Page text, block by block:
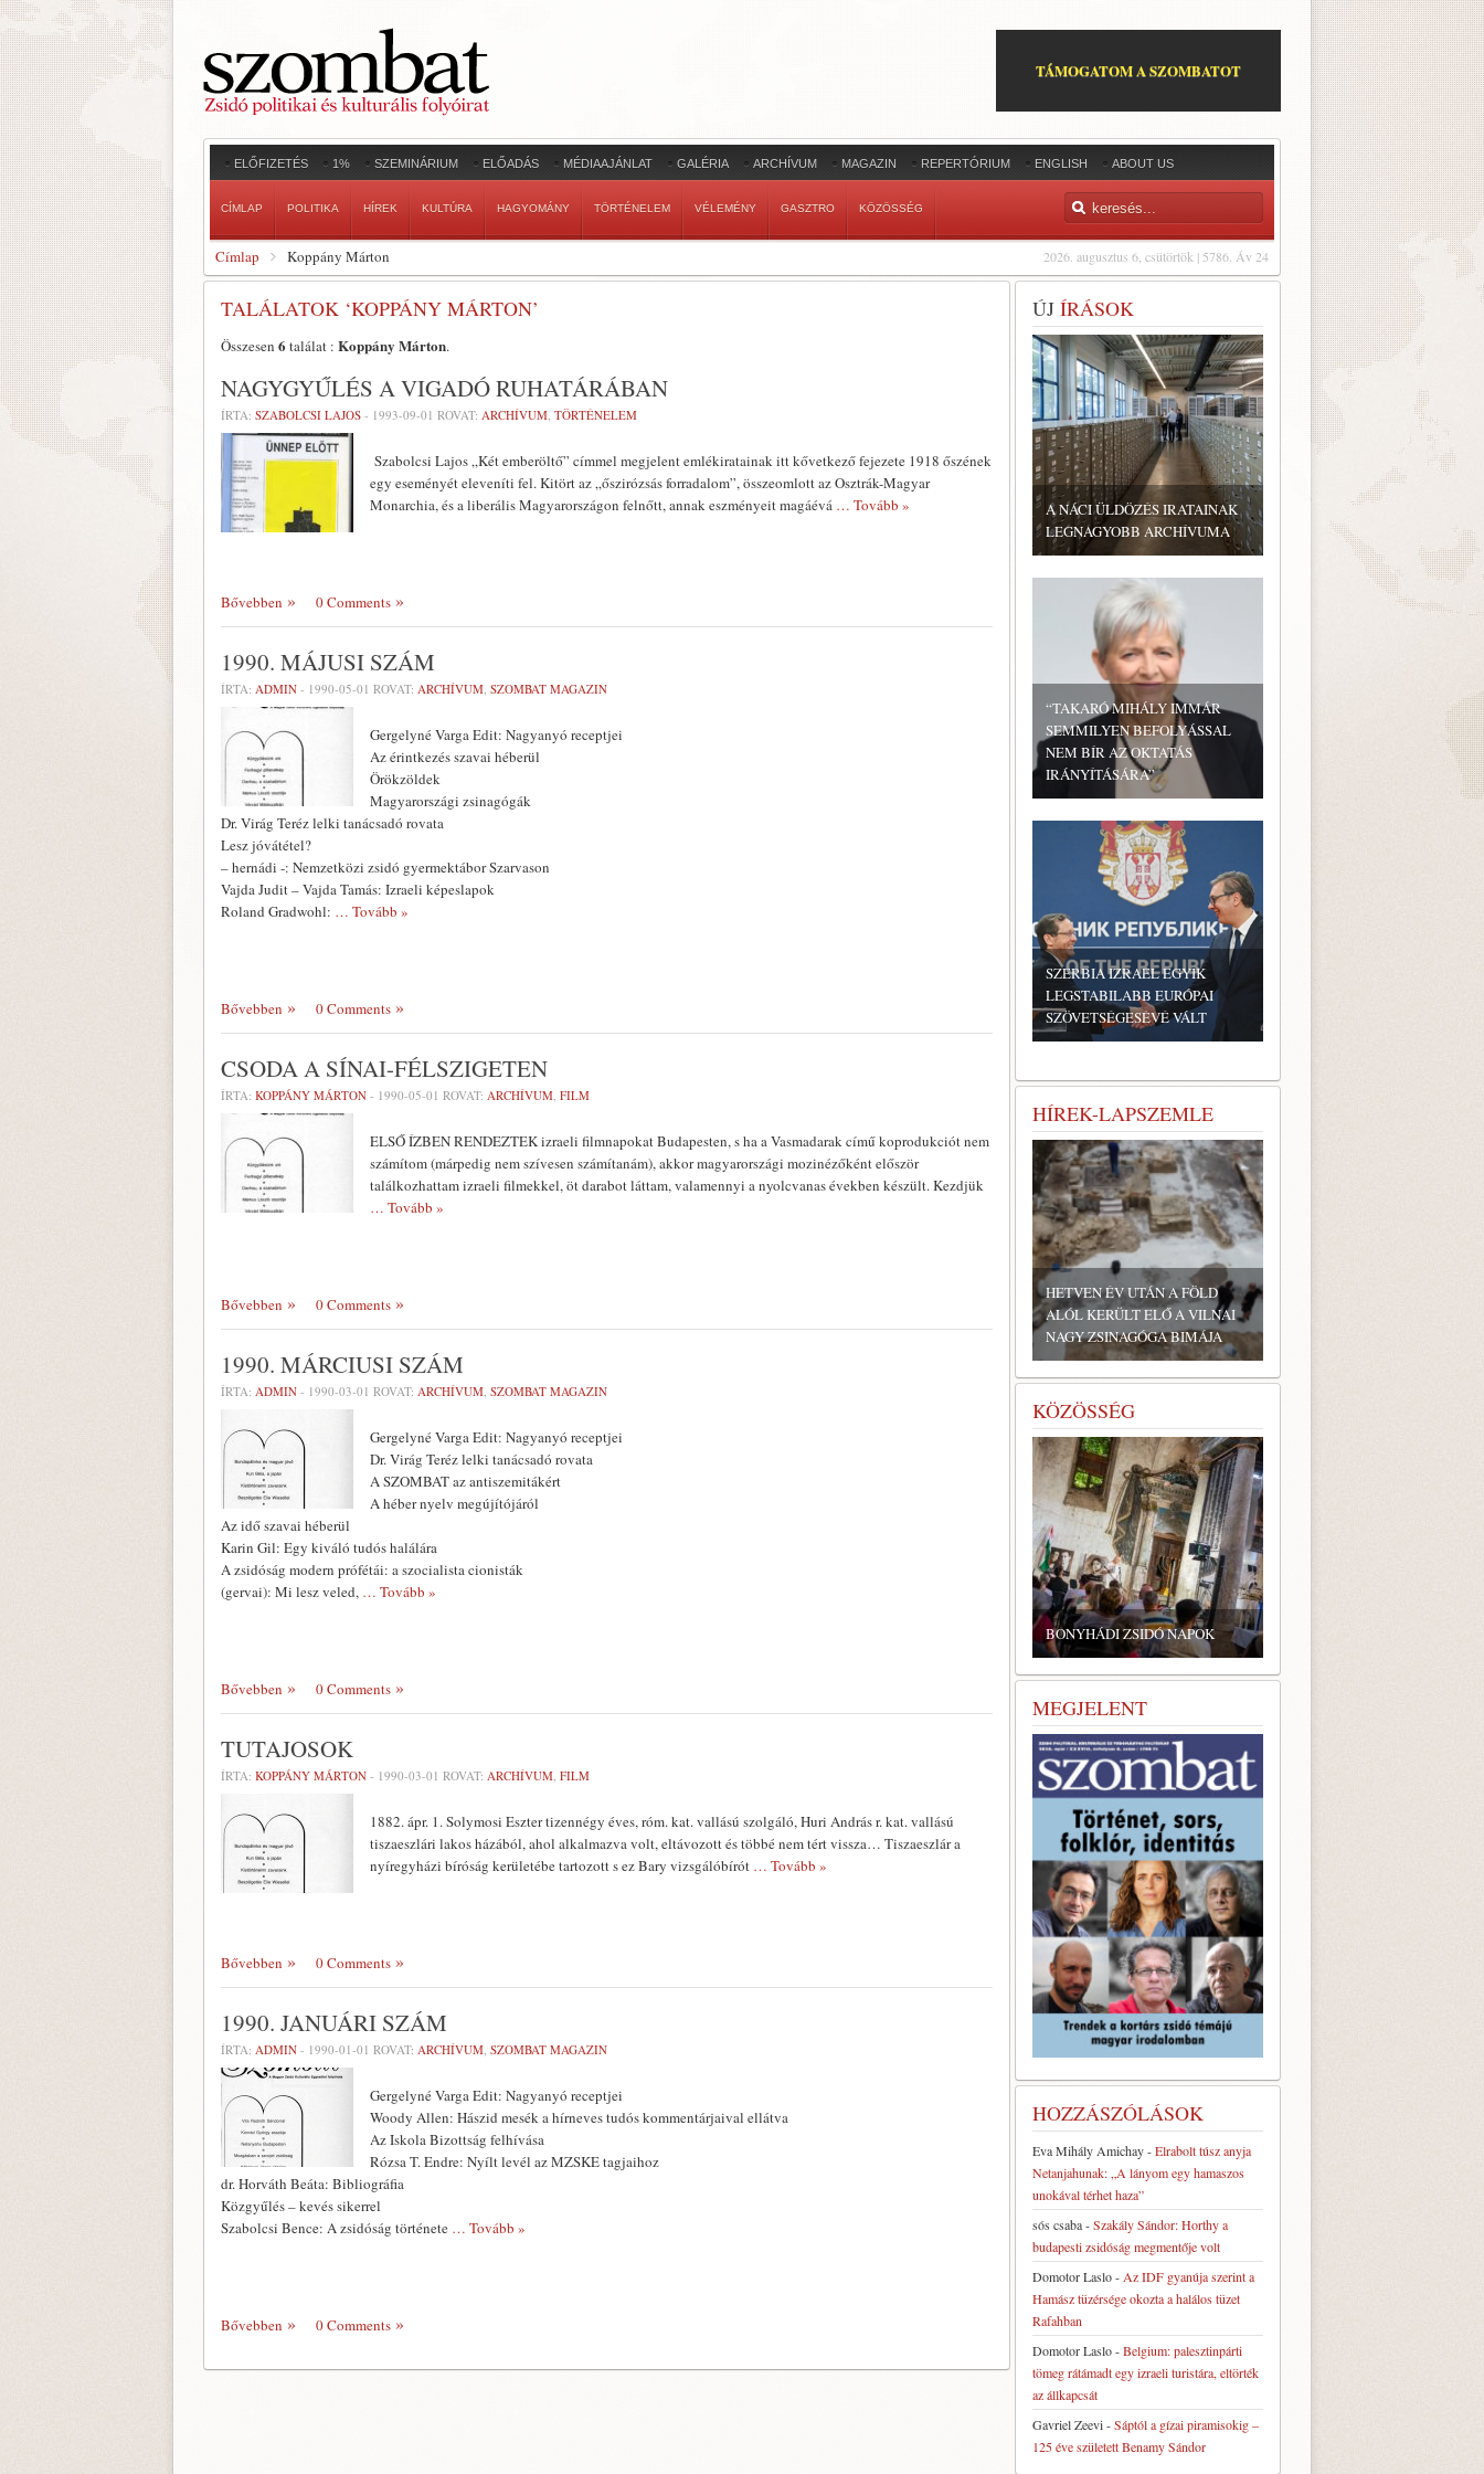
TÁMOGATOM A SZOMBATOT
ELŐFIZETÉS 1% SZEMINÁRIUM ELŐADÁS MÉDIAAJÁNLAT GALÉRIA ARCHÍVUM MAGAZIN REPERTÓRIUM ENGLISH ABOUT US
CÍMLAP POLITIKA HÍREK KULTÚRA HAGYOMÁNY TÖRTÉNELEM VÉLEMÉNY GASZTRO KÖZÖSSÉG
2026. augusztus 6, csütörtök | 5786. Áv 24
Címlap Koppány Márton
TALÁLATOK ‘KOPPÁNY MÁRTON’
Összesen 6 találat : Koppány Márton.
NAGYGYŰLÉS A VIGADÓ RUHATÁRÁBAN
ÍRTA: SZABOLCSI LAJOS - 1993-09-01 ROVAT: ARCHÍVUM, TÖRTÉNELEM
Szabolcsi Lajos „Két emberöltő” címmel megjelent emlékiratainak itt kővetkező fejezete 1918 őszének
egy eseményét eleveníti fel. Kitört az „őszirózsás forradalom”, összeomlott az Osztrák-Magyar
Monarchia, és a liberális Magyarországon felnőtt, annak eszményeit magáévá … Tovább »
Bővebben 0 Comments
1990. MÁJUSI SZÁM
ÍRTA: ADMIN - 1990-05-01 ROVAT: ARCHÍVUM, SZOMBAT MAGAZIN
Gergelyné Varga Edit: Nagyanyó receptjei
Az érintkezés szavai héberül
Örökzöldek
Magyarországi zsinagógák
Dr. Virág Teréz lelki tanácsadó rovata
Lesz jóvátétel?
– hernádi -: Nemzetközi zsidó gyermektábor Szarvason
Vajda Judit – Vajda Tamás: Izraeli képeslapok
Roland Gradwohl: … Tovább »
Bővebben 0 Comments
CSODA A SÍNAI-FÉLSZIGETEN
ÍRTA: KOPPÁNY MÁRTON - 1990-05-01 ROVAT: ARCHÍVUM, FILM
ELSŐ ÍZBEN RENDEZTEK izraeli filmnapokat Budapesten, s ha a Vas­madarak című koprodukciót nem
számítom (márpedig nem szívesen számítanám), akkor magyarországi mozinézőként először
találkozhattam izraeli filmekkel, öt darabot láttam, valamennyi a nyolcvanas években készült. Kezdjük
… Tovább »
Bővebben 0 Comments
1990. MÁRCIUSI SZÁM
ÍRTA: ADMIN - 1990-03-01 ROVAT: ARCHÍVUM, SZOMBAT MAGAZIN
Gergelyné Varga Edit: Nagyanyó receptjei
Dr. Virág Teréz lelki tanácsadó rovata
A SZOMBAT az antiszemitákért
A héber nyelv megújítójáról
Az idő szavai héberül
Karin Gil: Egy kiváló tudós halálára
A zsidóság modern prófétái: a szocialista cionisták
(gervai): Mi lesz veled, … Tovább »
Bővebben 0 Comments
TUTAJOSOK
ÍRTA: KOPPÁNY MÁRTON - 1990-03-01 ROVAT: ARCHÍVUM, FILM
1882. ápr. 1. Solymosi Eszter tizennégy éves, róm. kat. vallású szolgáló, Huri András r. kat. vallású
tiszaeszlári lakos házából, ahol alkalmazva volt, eltávozott és többé nem tért vissza… Tiszaeszlár a
nyíregyházi bíróság kerületébe tartozott s ez Bary vizsgálóbírót … Tovább »
Bővebben 0 Comments
1990. JANUÁRI SZÁM
ÍRTA: ADMIN - 1990-01-01 ROVAT: ARCHÍVUM, SZOMBAT MAGAZIN
Gergelyné Varga Edit: Nagyanyó receptjei
Woody Allen: Hászid mesék a hírneves tudós kommentárjaival ellátva
Az Iskola Bizottság felhívása
Rózsa T. Endre: Nyílt levél az MZSKE tagjaihoz
dr. Horváth Beáta: Bibliográfia
Közgyűlés – kevés sikerrel
Szabolcsi Bence: A zsidóság története … Tovább »
Bővebben 0 Comments
ÚJ ÍRÁSOK
A NÁCI ÜLDÖZÉS IRATAINAK
LEGNAGYOBB ARCHÍVUMA
“TAKARÓ MIHÁLY IMMÁR
SEMMILYEN BEFOLYÁSSAL
NEM BÍR AZ OKTATÁS
IRÁNYÍTÁSÁRA”
SZERBIA IZRAEL EGYIK
LEGSTABILABB EURÓPAI
SZÖVETSÉGESÉVÉ VÁLT
HÍREK-LAPSZEMLE
HETVEN ÉV UTÁN A FÖLD
ALÓL KERÜLT ELŐ A VILNAI
NAGY ZSINAGÓGA BIMÁJA
KÖZÖSSÉG
BONYHÁDI ZSIDÓ NAPOK
MEGJELENT
HOZZÁSZÓLÁSOK
Eva Mihály Amichay-Elrabolt túsz anyja
Netanjahunak: „A lányom egy hamaszos
unokával térhet haza”
sós csaba-Szakály Sándor: Horthy a
budapesti zsidóság megmentője volt
Domotor Laslo- Az IDF gyanúja szerint a
Hamász tüzérsége okozta a halálos tüzet
Rafahban
Domotor Laslo-Belgium: palesztinpárti
tömeg rátámadt egy izraeli turistára, eltörték
az állkapcsát
Gavriel Zeevi-Sáptól a gízai piramisokig –
125 éve született Benamy Sándor